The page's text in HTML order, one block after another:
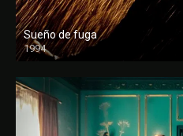
Sueño de fuga
1994
FULL HD